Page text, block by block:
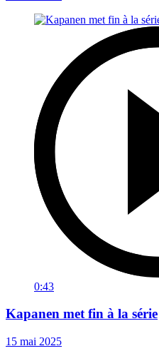
0:43
Kapanen met fin à la série
15 mai 2025